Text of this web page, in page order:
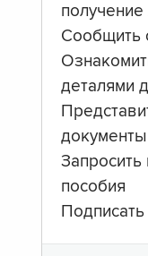
получение
Сообщить
деталями
документы
пособия